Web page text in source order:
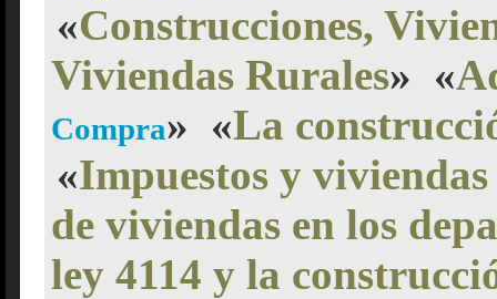
«Construcciones,
Viviendas Rurales» «
Compra» «La
«Impuestos y
de viviendas en los
ley 4114 y la